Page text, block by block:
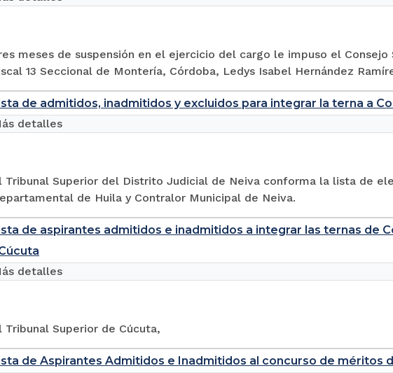
meses de suspensión en el ejercicio del cargo le impuso el
13 Seccional de Montería, Córdoba, Ledys Isabel Hernández
de admitidos, inadmitidos y excluidos para integrar la terna a
Tribunal Superior del Distrito Judicial de Neiva conforma la lista de
de Huila y Contralor Municipal de Neiva.
detalles
de aspirantes admitidos e inadmitidos a integrar las ternas de
Tribunal Superior de Cúcuta,
detalles
de Aspirantes Admitidos e Inadmitidos al concurso de méritos